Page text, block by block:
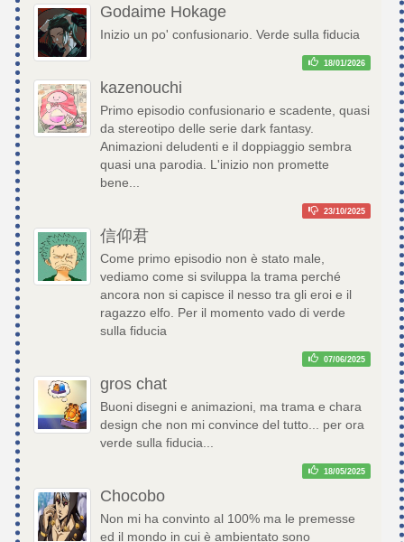
Godaime Hokage
Inizio un po' confusionario. Verde sulla fiducia
18/01/2026
kazenouchi
Primo episodio confusionario e scadente, quasi
da stereotipo delle serie dark fantasy.
Animazioni deludenti e il doppiaggio sembra
quasi una parodia. L'inizio non promette
bene...
23/10/2025
信仰君
Come primo episodio non è stato male,
vediamo come si sviluppa la trama perché
ancora non si capisce il nesso tra gli eroi e il
ragazzo elfo. Per il momento vado di verde
sulla fiducia
07/06/2025
gros chat
Buoni disegni e animazioni, ma trama e chara
design che non mi convince del tutto... per ora
verde sulla fiducia...
18/05/2025
Chocobo
Non mi ha convinto al 100% ma le premesse
ed il mondo in cui è ambientato sono